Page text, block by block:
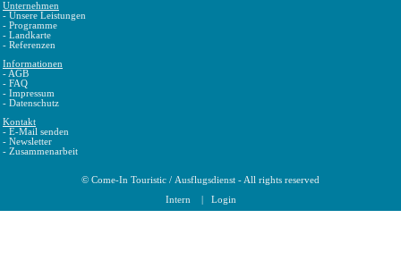
Unternehmen
- Unsere Leistungen
- Programme
- Landkarte
- Referenzen
Informationen
- AGB
- FAQ
- Impressum
- Datenschutz
Kontakt
- E-Mail senden
- Newsletter
- Zusammenarbeit
© Come-In Touristic / Ausflugsdienst - All rights reserved
Intern
Login